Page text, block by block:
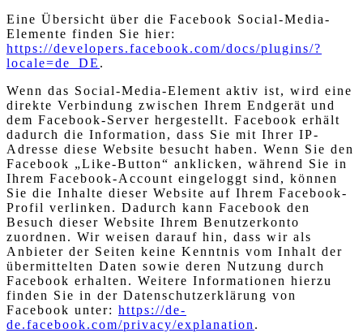
Eine Übersicht über die Facebook Social-Media-
Elemente finden Sie hier:
https://developers.facebook.com/docs/plugins/?
locale=de_DE .
Wenn das Social-Media-Element aktiv ist, wird eine
direkte Verbindung zwischen Ihrem Endgerät und
dem Facebook-Server hergestellt. Facebook erhält
dadurch die Information, dass Sie mit Ihrer IP-
Adresse diese Website besucht haben. Wenn Sie den
Facebook „Like-Button“ anklicken, während Sie in
Ihrem Facebook-Account eingeloggt sind, können
Sie die Inhalte dieser Website auf Ihrem Facebook-
Profil verlinken. Dadurch kann Facebook den
Besuch dieser Website Ihrem Benutzerkonto
zuordnen. Wir weisen darauf hin, dass wir als
Anbieter der Seiten keine Kenntnis vom Inhalt der
übermittelten Daten sowie deren Nutzung durch
Facebook erhalten. Weitere Informationen hierzu
finden Sie in der Datenschutzerklärung von
Facebook unter: https://de-
de.facebook.com/privacy/explanation .